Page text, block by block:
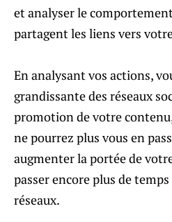
et analyser le
partagent les liens vers
En analysant vos actions,
grandissante des réseaux
promotion de votre
ne pourrez plus vous en
augmenter la portée de
passer encore plus de
réseaux.